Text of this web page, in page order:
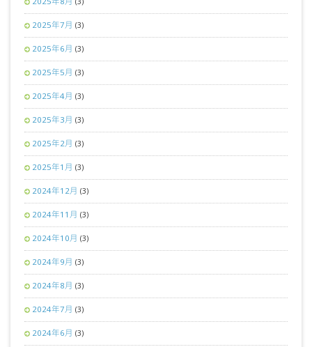
2025年7月 (3)
2025年6月 (3)
2025年5月 (3)
2025年4月 (3)
2025年3月 (3)
2025年2月 (3)
2025年1月 (3)
2024年12月 (3)
2024年11月 (3)
2024年10月 (3)
2024年9月 (3)
2024年8月 (3)
2024年7月 (3)
2024年6月 (3)